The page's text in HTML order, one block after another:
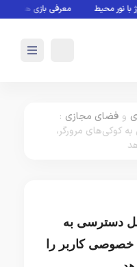
نور محیط معرفی بازی های بدون
و فضای مجازی :
کوکی‌های مرورگر،
دسترسی به
کاربر را